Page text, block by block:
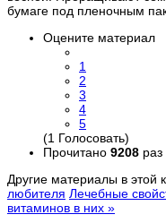
бумаге под пленочным
Оцените материал
1
2
3
4
5
(1 Голосовать)
Прочитано 9208 раз
Другие материалы в этой
любителя Лечебные
витаминов в них »